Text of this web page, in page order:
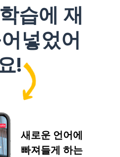
습에 재
넣었어
!
새로운 언어에
빠져들게 하는